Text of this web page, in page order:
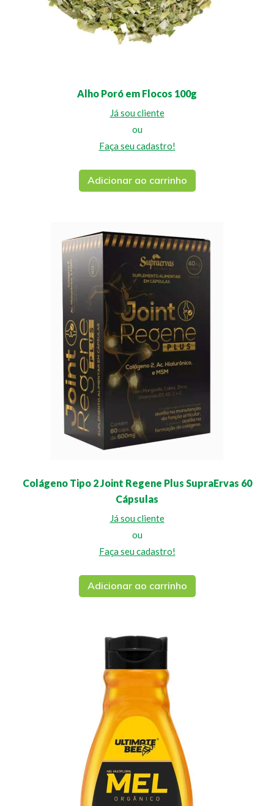
Alho Poró em Flocos 100g
Já sou cliente
ou
Faça seu cadastro!
Adicionar ao carrinho
Colágeno Tipo 2 Joint Regene Plus SupraErvas 60
Cápsulas
Já sou cliente
ou
Faça seu cadastro!
Adicionar ao carrinho